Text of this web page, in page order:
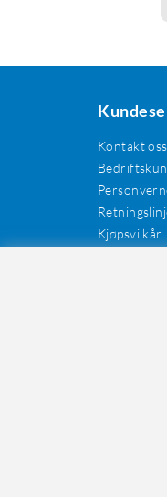
Kontakt oss
Kjøpsvilkår